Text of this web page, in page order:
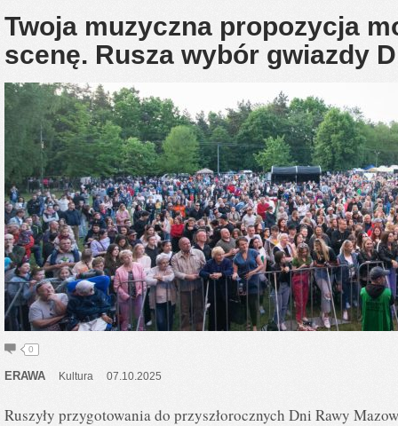
Twoja muzyczna propozycja
scenę. Rusza wybór gwiazdy
0
ERAWA Kultura 07.10.2025
Ruszyły przygotowania do przyszłorocznych Dni Rawy